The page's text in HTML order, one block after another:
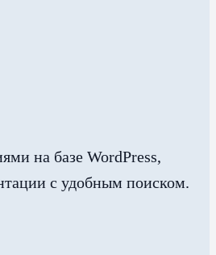
на базе WordPress,
с удобным поиском.